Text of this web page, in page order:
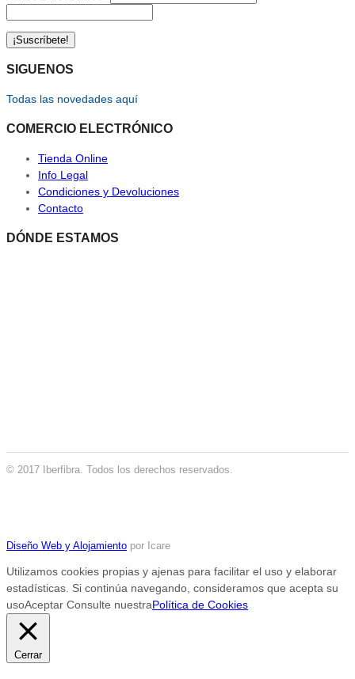
SIGUENOS
Todas las novedades aquí
COMERCIO ELECTRÓNICO
Tienda Online
Info Legal
Condiciones y Devoluciones
Contacto
DÓNDE ESTAMOS
© 2017 Iberfibra. Todos los derechos reservados.
Diseño Web y Alojamiento por Icare
Utilizamos cookies propias y ajenas para facilitar el uso y elaborar
estadísticas. Si continúa navegando, consideramos que acepta su
usoAceptar Consulte nuestraPolítica de Cookies
Cerrar